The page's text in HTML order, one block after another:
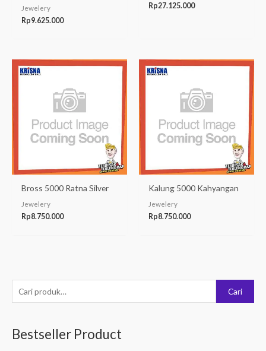
e
c
Cari
Bestseller Product
Jewelery
Rp9.625.000
Rp27.125.000
Bross 5000 Ratna Silver
Jewelery
Rp8.750.000
Kalung 5000 Kahyangan
Jewelery
Rp8.750.000